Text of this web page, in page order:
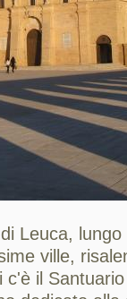
Leuca,
ville,
il